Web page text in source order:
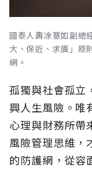
國泰人壽凃薏如副總
大、保近、求廣」原
網。
孤獨與社會孤立
興人生風險。唯
心理與財務所帶
風險管理思維，
的防護網，從容